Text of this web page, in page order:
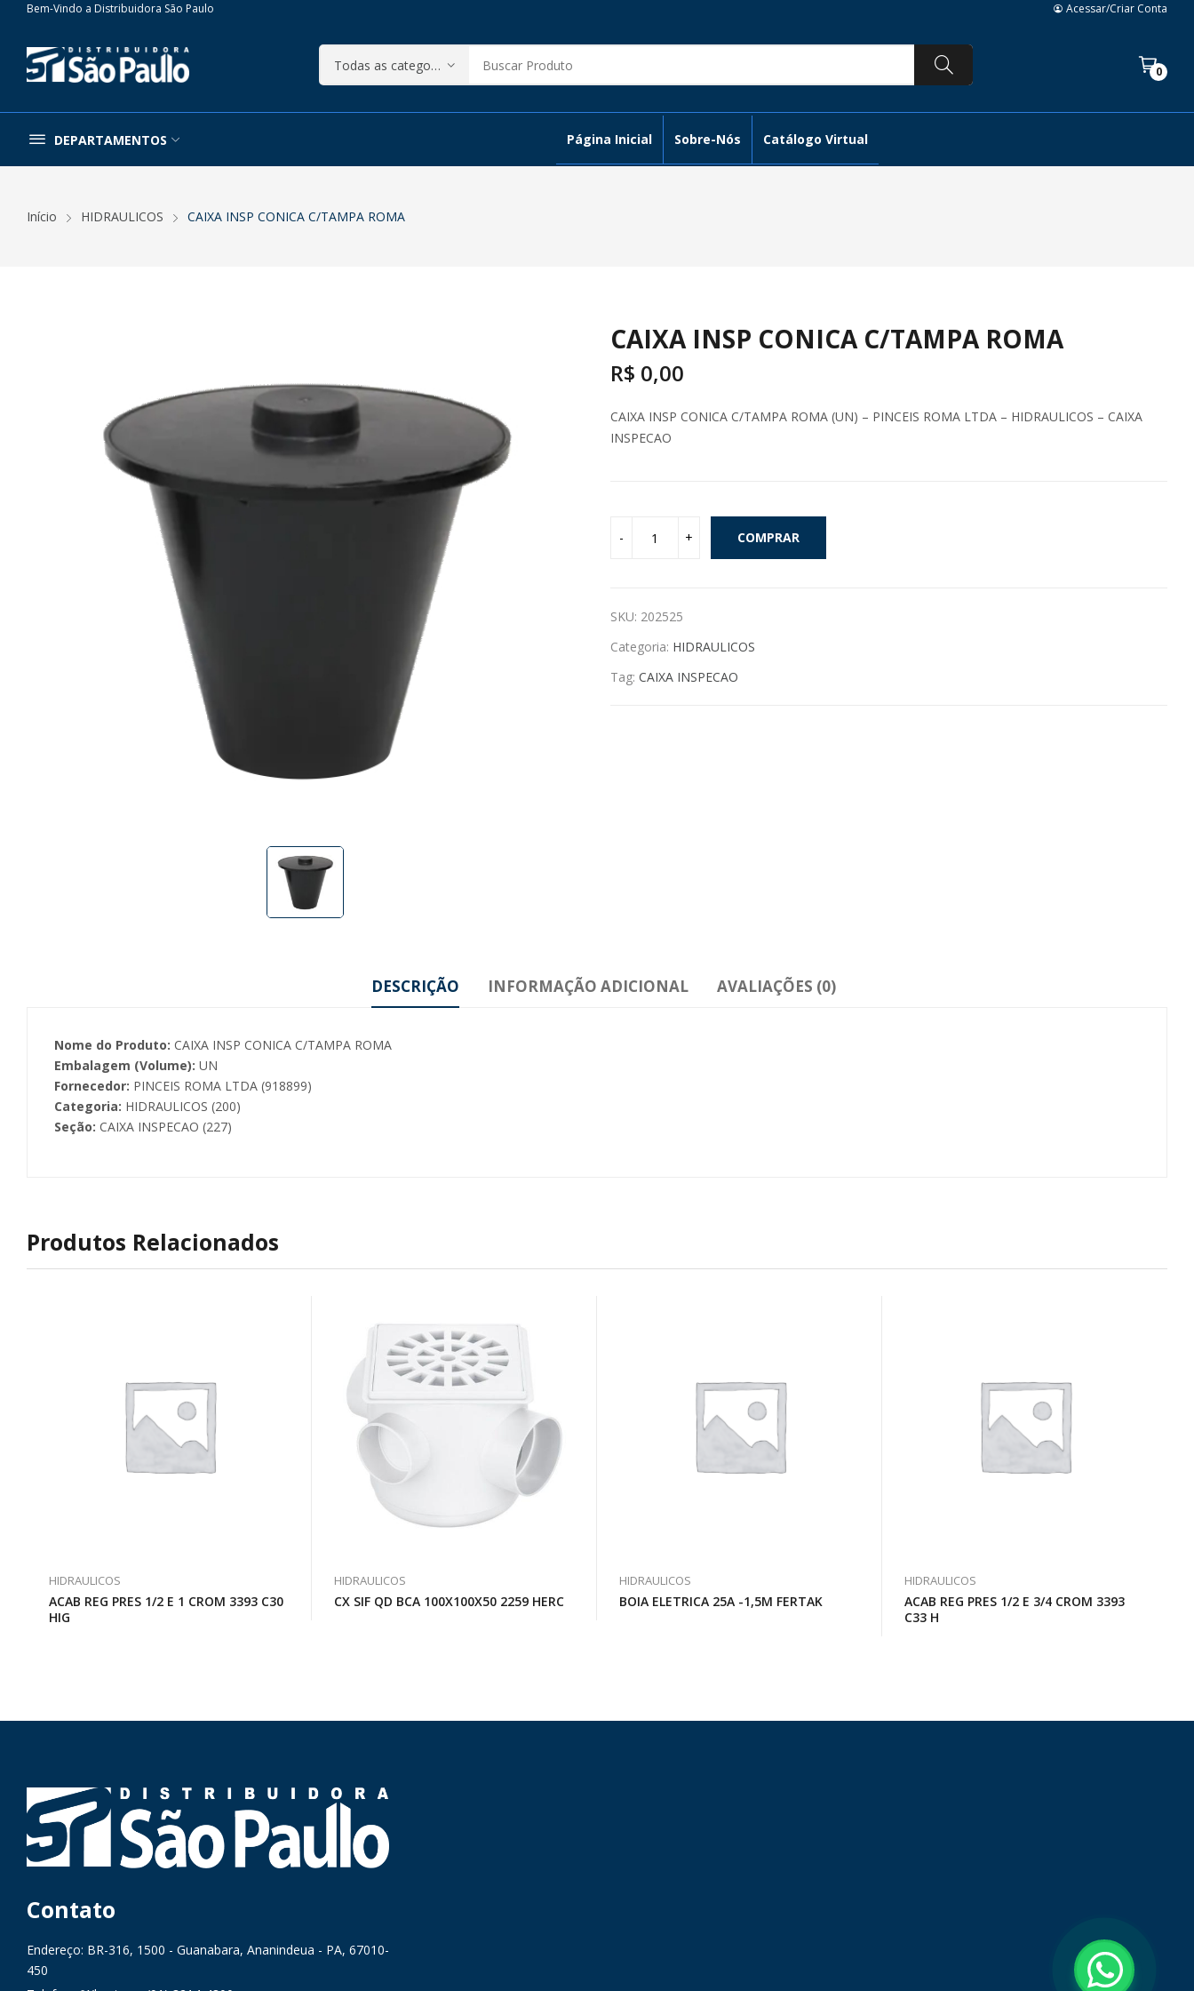
Bem-Vindo a Distribuidora São Paulo Acessar/Criar Conta
0
DEPARTAMENTOS Página Inicial Sobre-Nós Catálogo Virtual
Início HIDRAULICOS CAIXA INSP CONICA C/TAMPA ROMA
CAIXA INSP CONICA C/TAMPA ROMA
R$ 0,00
CAIXA INSP CONICA C/TAMPA ROMA (UN) – PINCEIS ROMA LTDA – HIDRAULICOS – CAIXA
INSPECAO
COMPRAR
SKU: 202525
Categoria: HIDRAULICOS
Tag: CAIXA INSPECAO
DESCRIÇÃO INFORMAÇÃO ADICIONAL AVALIAÇÕES (0)
Nome do Produto: CAIXA INSP CONICA C/TAMPA ROMA
Embalagem (Volume): UN
Fornecedor: PINCEIS ROMA LTDA (918899)
Categoria: HIDRAULICOS (200)
Seção: CAIXA INSPECAO (227)
Produtos Relacionados
HIDRAULICOS
ACAB REG PRES 1/2 E 1 CROM 3393 C30
HIG
HIDRAULICOS
CX SIF QD BCA 100X100X50 2259 HERC
HIDRAULICOS
BOIA ELETRICA 25A -1,5M FERTAK
HIDRAULICOS
ACAB REG PRES 1/2 E 3/4 CROM 3393
C33 H
Contato
Endereço: BR-316, 1500 - Guanabara, Ananindeua - PA, 67010-
450